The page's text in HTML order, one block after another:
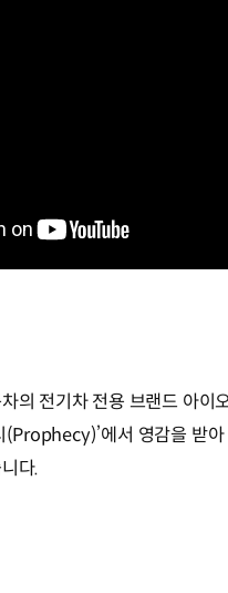
의 전기차 전용 브랜드 아이
(Prophecy)’에서 영감을 받
다.